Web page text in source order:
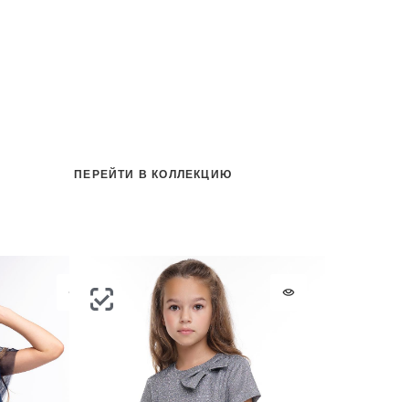
ПЕРЕЙТИ В КОЛЛЕКЦИЮ